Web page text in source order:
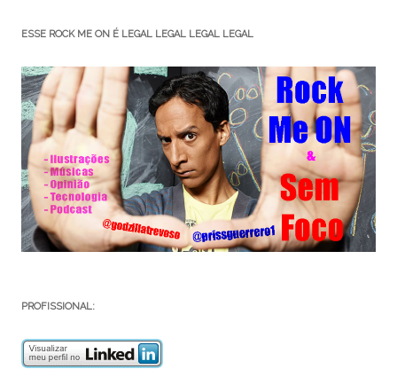
ESSE ROCK ME ON É LEGAL LEGAL LEGAL LEGAL
PROFISSIONAL: